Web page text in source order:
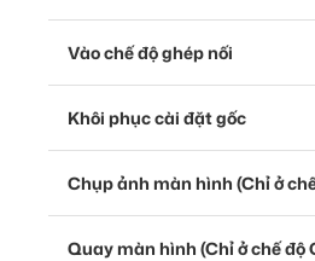
Vào chế độ ghép nối
Khôi phục cài đặt gốc
Chụp ảnh màn hình (Chỉ ở
Quay màn hình (Chỉ ở chế độ